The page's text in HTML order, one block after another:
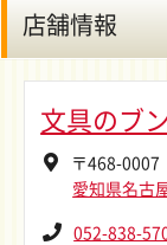
店舗情報
文具のブ
〒468-0007
愛知県名古
052-838-